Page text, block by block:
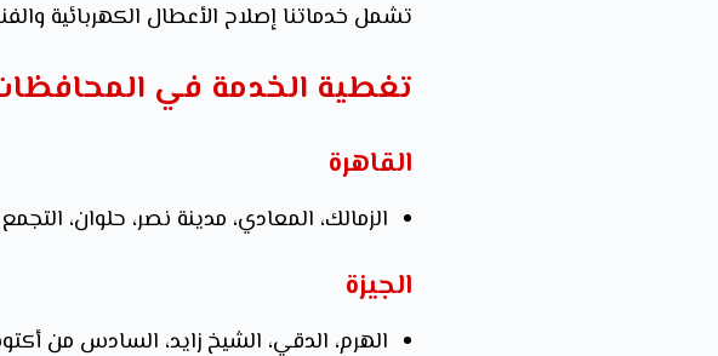
تشمل خدماتنا إصلاح الأعطال الكهربائية
تغطية الخدمة في المحافظات
القاهرة
الزمالك، المعادي، مدينة نصر، حلوان،
الجيزة
الهرم، الدقي، الشيخ زايد، السادس من